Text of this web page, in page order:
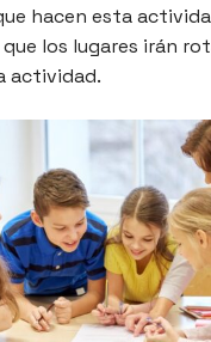
hacen esta
los lugares irán
actividad.